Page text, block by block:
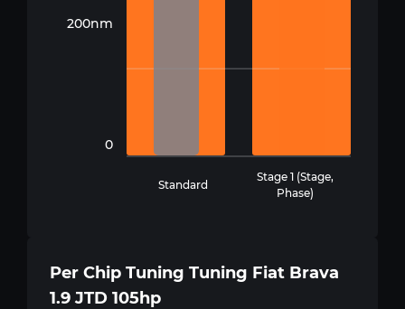
200nm
0
Standard
Stage 1 (Stage,
Phase)
Per Chip Tuning Tuning Fiat Brava
1.9 JTD 105hp